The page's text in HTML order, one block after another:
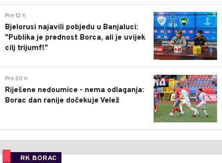
0
Pre 12 h
Bjelorusi najavili pobjedu u Banjaluci:
"Publika je prednost Borca, ali je uvijek
cilj trijumf!"
0
Pre 20 h
Riješene nedoumice - nema odlaganja:
Borac dan ranije dočekuje Velež
RK BORAC